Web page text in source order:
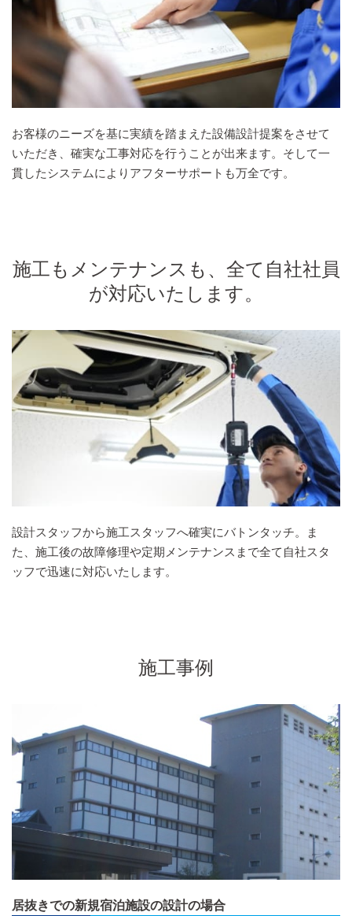
お客様のニーズを基に実績を踏まえた設備設計提案をさせて
いただき、確実な工事対応を行うことが出来ます。そして一
貫したシステムによりアフターサポートも万全です。
施工もメンテナンスも、全て自社社員
が対応いたします。
設計スタッフから施工スタッフへ確実にバトンタッチ。ま
た、施工後の故障修理や定期メンテナンスまで全て自社スタ
ッフで迅速に対応いたします。
施工事例
居抜きでの新規宿泊施設の設計の場合